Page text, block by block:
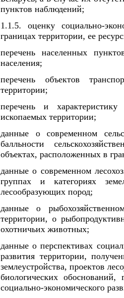
пунктов наблюдений;
1.1.5. оценку социально-
границах территории, ее
перечень населенных
населения;
перечень объектов
территории;
перечень и
ископаемых территории;
данные о современном
балльности
объектах, расположенных в
данные о современном
группах и категориях
лесообразующих пород;
данные о
территории, о
охотничьих животных;
данные о перспективах
развития территории,
землеустройства, проектов
биологических обоснований,
социально-экономического